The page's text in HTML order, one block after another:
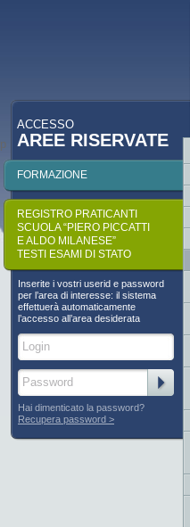
p
ACCESSO
AREE RISERVATE
FORMAZIONE
REGISTRO PRATICANTI
SCUOLA “PIERO PICCATTI
E ALDO MILANESE”
TESTI ESAMI DI STATO
Inserite i vostri userid e password
per l’area di interesse: il sistema
effettuerà automaticamente
l’accesso all’area desiderata
Hai dimenticato la password?
Recupera password